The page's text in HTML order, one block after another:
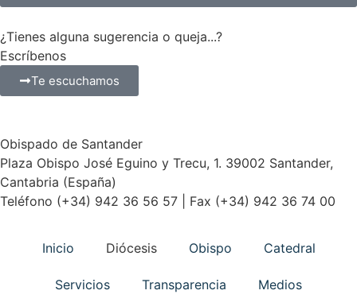
¿Tienes alguna sugerencia o queja...?
Escríbenos
Te escuchamos
Obispado de Santander
Plaza Obispo José Eguino y Trecu, 1. 39002 Santander,
Cantabria (España)
Teléfono (+34) 942 36 56 57 | Fax (+34) 942 36 74 00
Inicio Diócesis Obispo Catedral
Servicios Transparencia Medios